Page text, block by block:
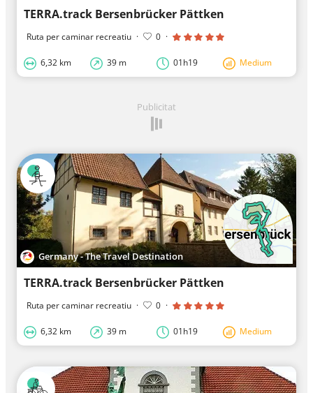
TERRA.track Bersenbrücker Pättken
Ruta per caminar recreatiu · 0 ·
6,32 km 39 m 01h19 Medium
Publicitat
Germany - The Travel Destination
TERRA.track Bersenbrücker Pättken
Ruta per caminar recreatiu · 0 ·
6,32 km 39 m 01h19 Medium